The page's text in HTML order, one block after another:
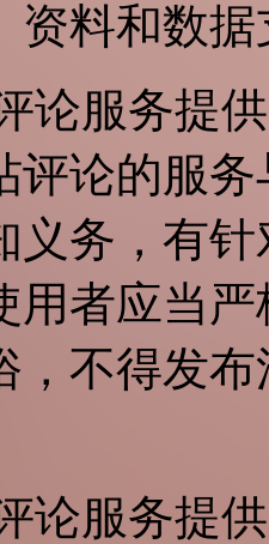
资料和数
论服务提
评论的服
义务，有
用者应当
，不得发
论服务提